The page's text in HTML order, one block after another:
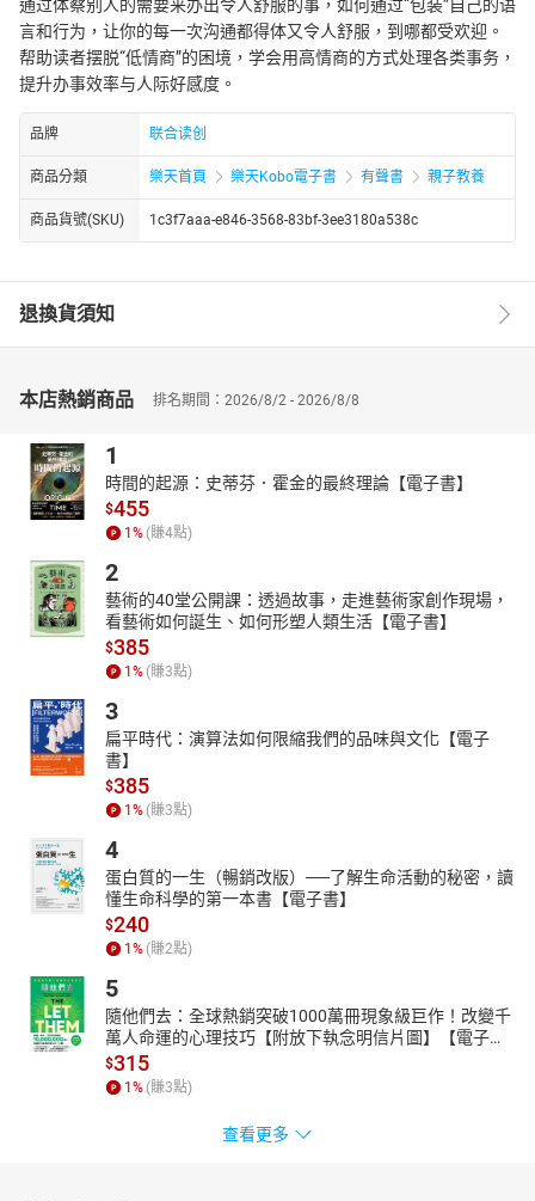
通过体察别人的需要来办出令人舒服的事，如何通过“包装”自己的语
言和行为，让你的每一次沟通都得体又令人舒服，到哪都受欢迎。
帮助读者摆脱“低情商”的困境，学会用高情商的方式处理各类事务，
提升办事效率与人际好感度。
品牌 联合读创
商品分類 樂天首頁 樂天Kobo電子書 有聲書 親子教養
商品貨號(SKU) 1c3f7aaa-e846-3568-83bf-3ee3180a538c
退換貨須知
本店熱銷商品 排名期間：2026/8/2 - 2026/8/8
1
時間的起源：史蒂芬．霍金的最終理論【電子書】
$455
1% (賺4點)
2
藝術的40堂公開課：透過故事，走進藝術家創作現場，
看藝術如何誕生、如何形塑人類生活【電子書】
$385
1% (賺3點)
3
扁平時代：演算法如何限縮我們的品味與文化【電子
書】
$385
1% (賺3點)
4
蛋白質的一生（暢銷改版）──了解生命活動的秘密，讀
懂生命科學的第一本書【電子書】
$240
1% (賺2點)
5
隨他們去：全球熱銷突破1000萬冊現象級巨作！改變千
萬人命運的心理技巧【附放下執念明信片圖】【電子
書】
$315
1% (賺3點)
查看更多